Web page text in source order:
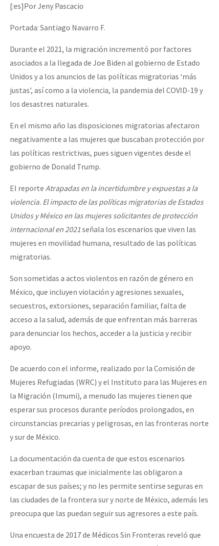
[:es]Por Jeny Pascacio
Portada: Santiago Navarro F.
Durante el 2021, la migración incrementó por factores
asociados a la llegada de Joe Biden al gobierno de Estado
Unidos y a los anuncios de las políticas migratorias ‘más
justas’, así como a la violencia, la pandemia del COVID-19 y
los desastres naturales.
En el mismo año las disposiciones migratorias afectaron
negativamente a las mujeres que buscaban protección por
las políticas restrictivas, pues siguen vigentes desde el
gobierno de Donald Trump.
El reporte Atrapadas en la incertidumbre y expuestas a la
violencia. El impacto de las políticas migratorias de Estados
Unidos y México en las mujeres solicitantes de protección
internacional en 2021señala los escenarios que viven las
mujeres en movilidad humana, resultado de las políticas
migratorias.
Son sometidas a actos violentos en razón de género en
México, que incluyen violación y agresiones sexuales,
secuestros, extorsiones, separación familiar, falta de
acceso a la salud, además de que enfrentan más barreras
para denunciar los hechos, acceder a la justicia y recibir
apoyo.
De acuerdo con el informe, realizado por la Comisión de
Mujeres Refugiadas (WRC) y el Instituto para las Mujeres en
la Migración (Imumi), a menudo las mujeres tienen que
esperar sus procesos durante períodos prolongados, en
circunstancias precarias y peligrosas, en las fronteras norte
y sur de México.
La documentación da cuenta de que estos escenarios
exacerban traumas que inicialmente las obligaron a
escapar de sus países; y no les permite sentirse seguras en
las ciudades de la frontera sur y norte de México, además les
preocupa que las puedan seguir sus agresores a este país.
Una encuesta de 2017 de Médicos Sin Fronteras reveló que